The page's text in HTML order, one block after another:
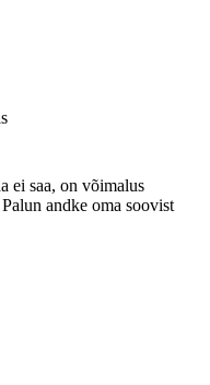
ei saa, on võimalus
andke oma soovist